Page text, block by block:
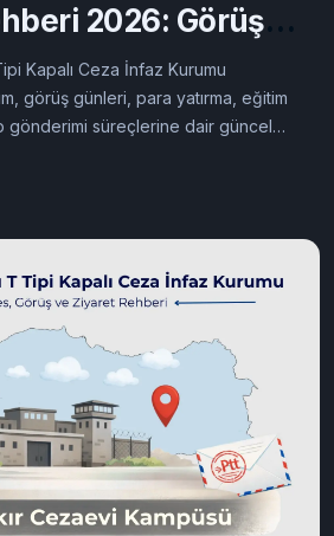
2026: Görüş
Kapalı Ceza İnfaz Kurumu
görüş günleri, para yatırma, eğitim
gönderimi süreçlerine dair güncel